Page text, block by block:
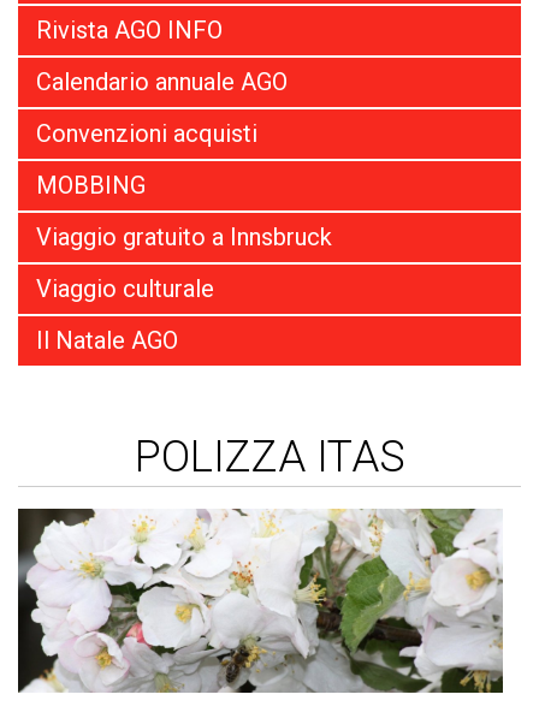
Rivista AGO INFO
Calendario annuale AGO
Convenzioni acquisti
MOBBING
Viaggio gratuito a Innsbruck
Viaggio culturale
Il Natale AGO
POLIZZA ITAS